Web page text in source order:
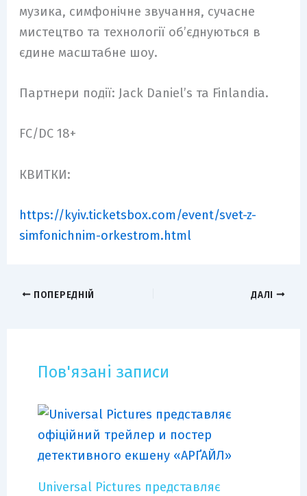
музика, симфонічне звучання, сучасне
мистецтво та технології об’єднуються в
єдине масштабне шоу.
Партнери події: Jack Daniel’s та Finlandia.
FC/DC 18+
КВИТКИ:
https://kyiv.ticketsbox.com/event/svet-z-
simfonichnim-orkestrom.html
ПОПЕРЕДНІЙ ДАЛІ
Пов'язані записи
Universal Pictures представляє